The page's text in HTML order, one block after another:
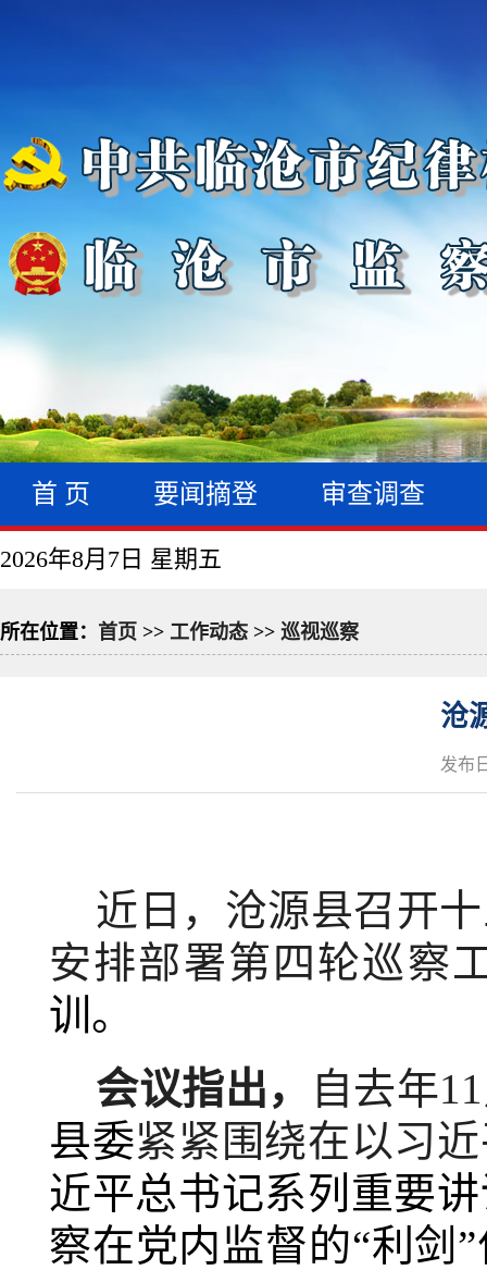
首 页 要闻摘登 审查调查
2026年8月7日 星期五
所在位置： 首页 >> 工作动态 >> 巡视巡察
沧
发布
近日，沧源县召开
安排部署第四轮巡察
训。
会议指出，
自去年
县委紧紧围绕在以习
近平总书记系列重要
察在党内监督的“利剑